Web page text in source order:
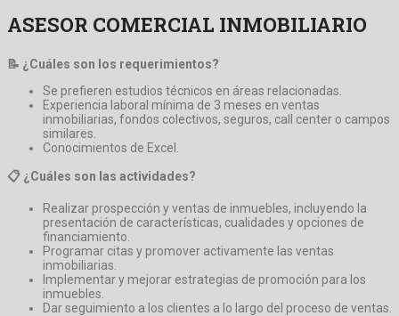
ASESOR COMERCIAL INMOBILIARIO
📝 ¿Cuáles son los requerimientos?
Se prefieren estudios técnicos en áreas relacionadas.
Experiencia laboral mínima de 3 meses en ventas
inmobiliarias, fondos colectivos, seguros, call center o campos
similares.
Conocimientos de Excel.
📋 ¿Cuáles son las actividades?
Realizar prospección y ventas de inmuebles, incluyendo la
presentación de características, cualidades y opciones de
financiamiento.
Programar citas y promover activamente las ventas
inmobiliarias.
Implementar y mejorar estrategias de promoción para los
inmuebles.
Dar seguimiento a los clientes a lo largo del proceso de ventas.